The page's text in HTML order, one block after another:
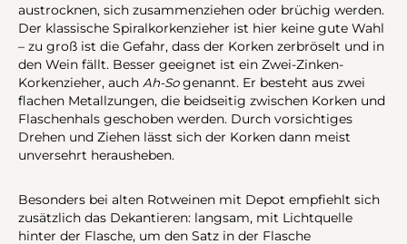
austrocknen, sich zusammenziehen oder brüchig werden.
Der klassische Spiralkorkenzieher ist hier keine gute Wahl
– zu groß ist die Gefahr, dass der Korken zerbröselt und in
den Wein fällt. Besser geeignet ist ein Zwei-Zinken-
Korkenzieher, auch Ah-Sogenannt. Er besteht aus zwei
flachen Metallzungen, die beidseitig zwischen Korken und
Flaschenhals geschoben werden. Durch vorsichtiges
Drehen und Ziehen lässt sich der Korken dann meist
unversehrt herausheben.
Besonders bei alten Rotweinen mit Depot empfiehlt sich
zusätzlich das Dekantieren: langsam, mit Lichtquelle
hinter der Flasche, um den Satz in der Flasche